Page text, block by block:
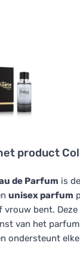
product
de Parfum is
unisex parfum
vrouw bent.
van het
ondersteunt